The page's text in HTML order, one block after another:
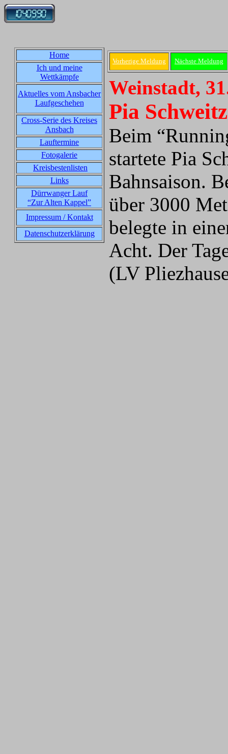
Home
Ich und meine
Wettkämpfe
Aktuelles vom Ansbacher
Laufgeschehen
Cross-Serie des Kreises
Ansbach
Lauftermine
Fotogalerie
Kreisbestenlisten
Links
Dürrwanger Lauf
“Zur Alten Kappel”
Impressum / Kontakt
Datenschutzerklärung
Vorherige Meldung Nächste Meldung
Weinstadt,
Pia
Beim
startete Pia
Bahnsaison.
über 3000
belegte in
Acht. Der
(LV